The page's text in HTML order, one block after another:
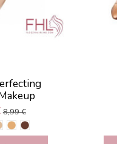
8,99 €